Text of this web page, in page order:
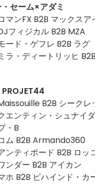
セーム×アダミ
マンFX B2B マックスア
フィジカル B2B MZA
ード・ゲフレ B2B ラグ
ミラ・ディートリッヒ
PROJET44
B2B シークレ
エンティン・シュナイ
・B
ム B2B Armando360
ンティポード B2B ロッ
ンダー B2B アイカン
ホ B2B ビハインド・カ